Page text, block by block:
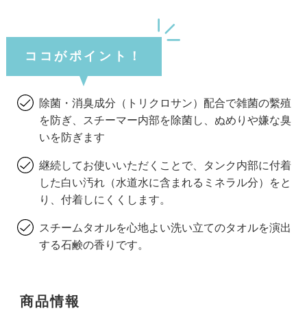
ココがポイント！
除菌・消臭成分（トリクロサン）配合で雑菌の繫殖
を防ぎ、スチーマー内部を除菌し、ぬめりや嫌な臭
いを防ぎます
継続してお使いいただくことで、タンク内部に付着
した白い汚れ（水道水に含まれるミネラル分）をと
り、付着しにくくします。
スチームタオルを心地よい洗い立てのタオルを演出
する石鹸の香りです。
商品情報